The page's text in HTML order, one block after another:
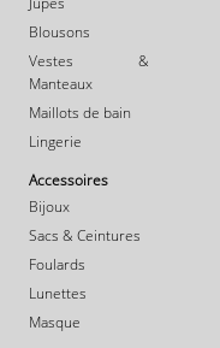
Blousons
Vestes &
Manteaux
Maillots de bain
Lingerie
Accessoires
Bijoux
Sacs & Ceintures
Foulards
Lunettes
Masque